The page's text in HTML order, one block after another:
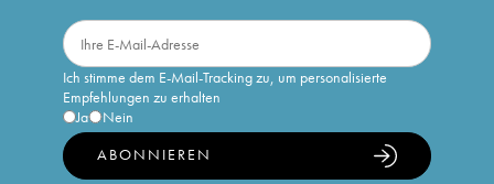
Ich stimme dem E-Mail-Tracking zu, um personalisierte
Empfehlungen zu erhalten
Ja
Nein
ABONNIEREN